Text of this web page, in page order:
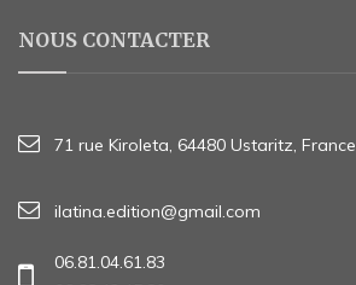
NOUS CONTACTER
71 rue Kiroleta, 64480 Ustaritz, France
ilatina.edition@gmail.com
06.81.04.61.83